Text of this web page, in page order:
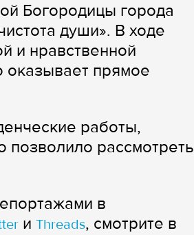
Богородицы города
души». В ходе
и нравственной
оказывает прямое
работы,
позволило рассмотреть
в
и Threads, смотрите в